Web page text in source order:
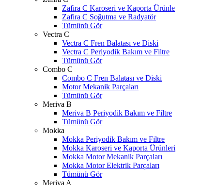
Zafira C Karoseri ve Kaporta Ürünle
Zafira C Soğutma ve Radyatör
Tümünü Gör
Vectra C
Vectra C Fren Balatası ve Diski
Vectra C Periyodik Bakım ve Filtre
Tümünü Gör
Combo C
Combo C Fren Balatası ve Diski
Motor Mekanik Parçaları
Tümünü Gör
Meriva B
Meriva B Periyodik Bakım ve Filtre
Tümünü Gör
Mokka
Mokka Periyodik Bakım ve Filtre
Mokka Karoseri ve Kaporta Ürünleri
Mokka Motor Mekanik Parçaları
Mokka Motor Elektrik Parçaları
Tümünü Gör
Meriva A